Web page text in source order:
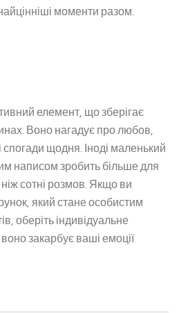
моменти разом.
елемент, що зберігає
Воно нагадує про любов,
спогади щодня. Іноді маленький
написом зробить більше для
сотні розмов. Якщо ви
який стане особистим
оберіть індивідуальне
закарбує ваші емоції